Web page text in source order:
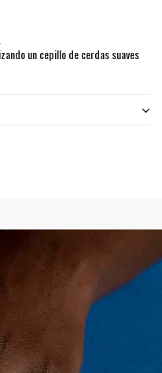
un cepillo de cerdas suaves